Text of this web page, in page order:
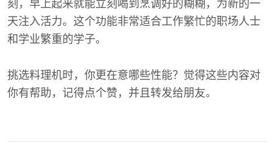
刻，早上起来就能立刻喝到烹调好的糊糊，为新的一
天注入活力。这个功能非常适合工作繁忙的职场人士
和学业繁重的学子。
挑选料理机时，你更在意哪些性能？觉得这些内容对
你有帮助，记得点个赞，并且转发给朋友。